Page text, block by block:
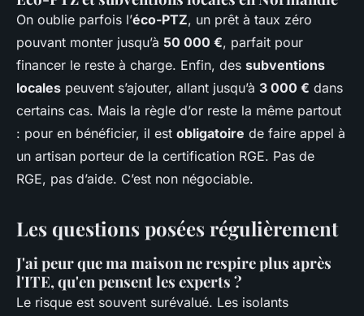
On oublie parfois l’éco-PTZ, un prêt à taux zéro
pouvant monter jusqu’à 50 000 €, parfait pour
financer le reste à charge. Enfin, des subventions
locales peuvent s’ajouter, allant jusqu’à 3 000 € dans
certains cas. Mais la règle d’or reste la même partout
: pour en bénéficier, il est obligatoire de faire appel à
un artisan porteur de la certification RGE. Pas de
RGE, pas d’aide. C’est non négociable.
Les questions posées régulièrement
J'ai peur que ma maison ne respire plus après
l'ITE, qu'en pensent les experts ?
Le risque est souvent surévalué. Les isolants